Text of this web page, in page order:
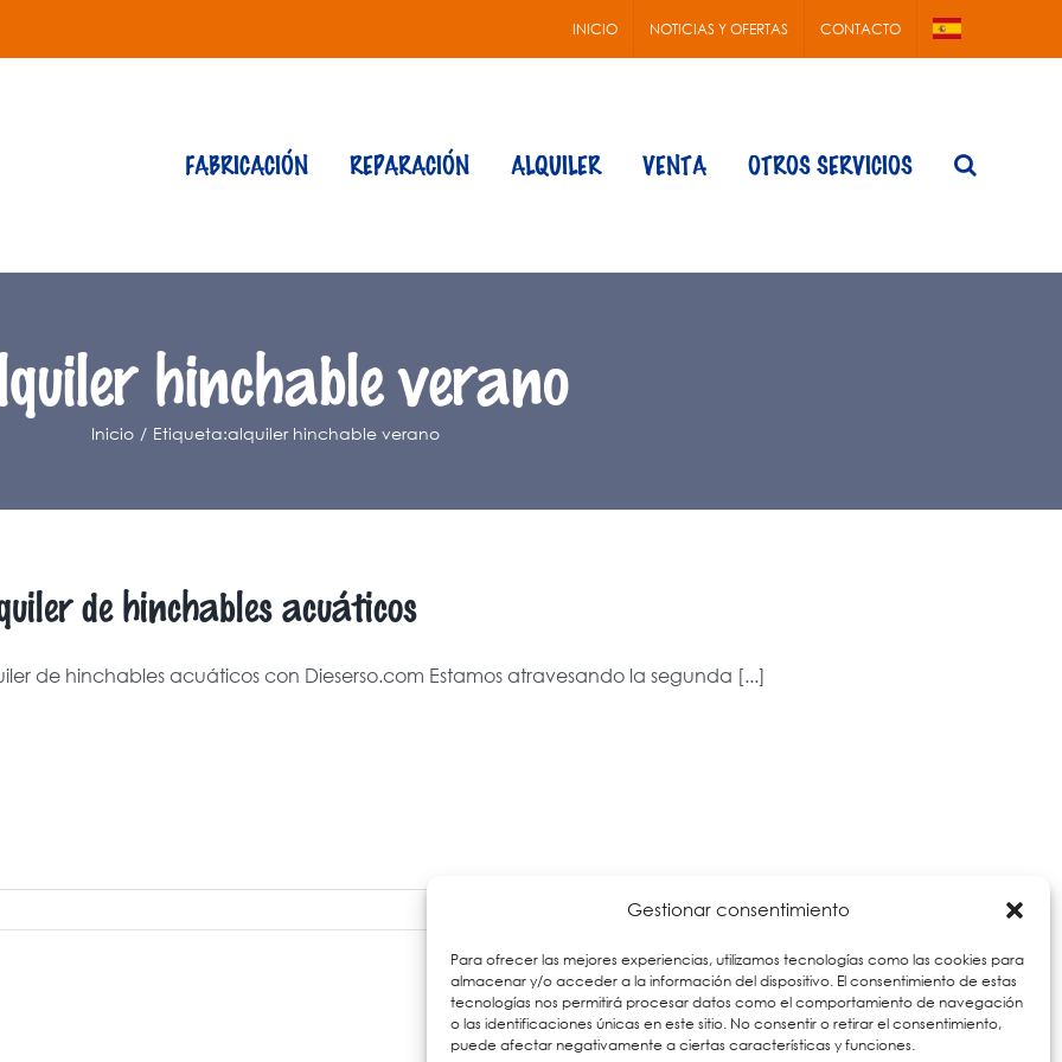
Gestionar consentimiento
Para ofrecer las mejores experiencias, utilizamos tecnologías como las cookies para
almacenar y/o acceder a la información del dispositivo. El consentimiento de estas
tecnologías nos permitirá procesar datos como el comportamiento de navegación
o las identificaciones únicas en este sitio. No consentir o retirar el consentimiento,
puede afectar negativamente a ciertas características y funciones.
INICIO NOTICIAS Y OFERTAS CONTACTO
FABRICACIÓN REPARACIÓN ALQUILER VENTA OTROS SERVICIOS
hinchable verano
Inicio Etiqueta:alquiler hinchable verano
de hinchables acuáticos
de hinchables acuáticos con Dieserso.com Estamos atravesando la segunda [...]